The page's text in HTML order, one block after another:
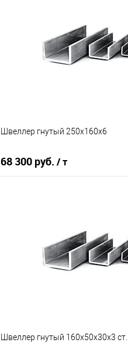
Купить в 1 клик
В избранное
Швеллер гнутый 250х160х6
68 300 руб. / т
Купить в 1 клик
В избранное
Швеллер гнутый 160х50х30х3